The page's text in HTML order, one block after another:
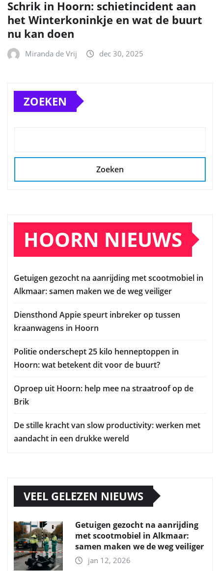
Schrik in Hoorn: schietincident aan
het Winterkoninkje en wat de buurt
nu kan doen
Miranda de Vrij dec 30, 2025
ZOEKEN
Zoeken
HOORN NIEUWS
Getuigen gezocht na aanrijding met scootmobiel in
Alkmaar: samen maken we de weg veiliger
Diensthond Appie speurt inbreker op tussen
kraanwagens in Hoorn
Politie onderschept 25 kilo henneptoppen in
Hoorn: wat betekent dit voor de buurt?
Oproep uit Hoorn: help mee na straatroof op de
Brik
De stille kracht van slow productivity: werken met
aandacht in een drukke wereld
VEEL GELEZEN NIEUWS
Getuigen gezocht na aanrijding
met scootmobiel in Alkmaar:
samen maken we de weg veiliger
jan 12, 2026